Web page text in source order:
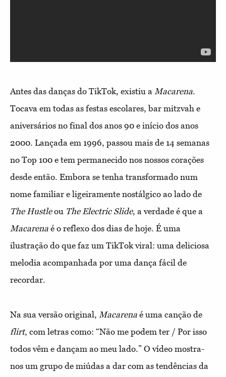
Antes das danças do TikTok, existiu a Macarena.
Tocava em todas as festas escolares, bar mitzvah e
aniversários no final dos anos 90 e início dos anos
2000. Lançada em 1996, passou mais de 14 semanas
no Top 100 e tem permanecido nos nossos corações
desde então. Embora se tenha transformado num
nome familiar e ligeiramente nostálgico ao lado de
The Hustleou The Electric Slide, a verdade é que a
Macarena é o reflexo dos dias de hoje. É uma
ilustração do que faz um TikTok viral: uma deliciosa
melodia acompanhada por uma dança fácil de
recordar.
Na sua versão original, Macarena é uma canção de
flirt, com letras como: “Não me podem ter / Por isso
todos vêm e dançam ao meu lado.” O vídeo mostra-
nos um grupo de miúdas a dar com as tendências da